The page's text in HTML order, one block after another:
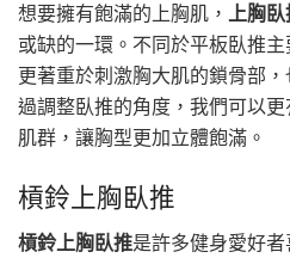
想要擁有飽滿的上胸肌， 上胸臥
或缺的一環。不同於平板臥推
更著重於刺激胸大肌的鎖骨部
過調整臥推的角度，我們可以
肌群，讓胸型更加立體飽滿。
槓鈴上胸臥推
槓鈴上胸臥推是許多健身愛好